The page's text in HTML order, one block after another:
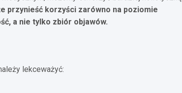
przynieść korzyści zarówno na poziomie
a nie tylko zbiór objawów.
lekceważyć: